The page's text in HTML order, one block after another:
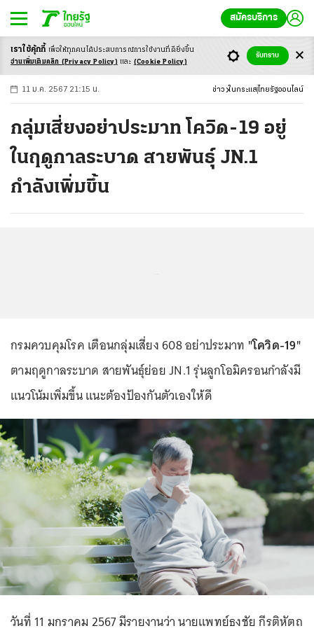
สมัครบริการ
-ก ก ก+
11 ม.ค. 2567 21:15 น. ข่าว ในกระแส ไทยรัฐออนไลน์
กลุ่มเสี่ยงอย่าประมาท โควิด-19 อยู่
ในฤดูกาลระบาด สายพันธุ์ JN.1
กำลังเพิ่มขึ้น
กรมควบคุมโรค เตือนกลุ่มเสี่ยง 608 อย่าประมาท "โควิด-19"
ตามฤดูกาลระบาด สายพันธุ์ย่อย JN.1 รุ่นลูกโอมิครอนกำลังมี
แนวโน้มเพิ่มขึ้น แนะต้องป้องกันตัวเองให้ดี
วันที่ 11 มกราคม 2567 มีรายงานว่า นายแพทย์ธงชัย กีรติหัตถ
เราใช้คุ้กกี้ เพื่อให้ทุกคนได้ประสบการณ์การใช้งานที่ดียิ่งขึ้น
อ่านเพิ่มเติมคลิก (Privacy Policy) และ (Cookie Policy)
รับทราบ